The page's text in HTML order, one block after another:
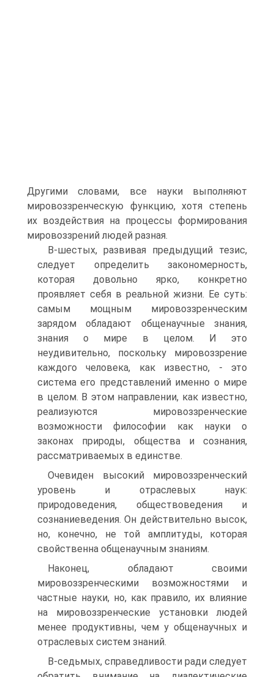
Другими словами, все науки выполняют
мировоззренческую функцию, хотя степень
их воздействия на процессы формирования
мировоззрений людей разная.
В-шестых, развивая предыдущий тезис,
следует определить закономерность,
которая довольно ярко, конкретно
проявляет себя в реальной жизни. Ее суть:
самым мощным мировоззренческим
зарядом обладают общенаучные знания,
знания о мире в целом. И это
неудивительно, поскольку мировоззрение
каждого человека, как известно, - это
система его представлений именно о мире
в целом. В этом направлении, как известно,
реализуются мировоззренческие
возможности философии как науки о
законах природы, общества и сознания,
рассматриваемых в единстве.
Очевиден высокий мировоззренческий
уровень и отраслевых наук:
природоведения, обществоведения и
сознаниеведения. Он действительно высок,
но, конечно, не той амплитуды, которая
свойственна общенаучным знаниям.
Наконец, обладают своими
мировоззренческими возможностями и
частные науки, но, как правило, их влияние
на мировоззренческие установки людей
менее продуктивны, чем у общенаучных и
отраслевых систем знаний.
В-седьмых, справедливости ради следует